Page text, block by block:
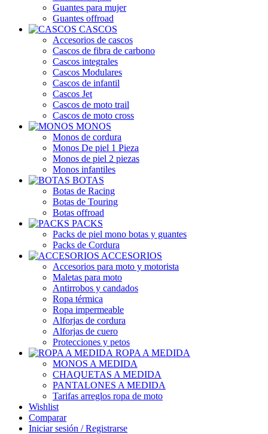
Guantes para mujer
Guantes offroad
CASCOS
Accesorios de cascos
Cascos de fibra de carbono
Cascos integrales
Cascos Modulares
Cascos de infantil
Cascos Jet
Cascos de moto trail
Cascos de moto cross
MONOS
Monos de cordura
Monos De piel 1 Pieza
Monos de piel 2 piezas
Monos infantiles
BOTAS
Botas de Racing
Botas de Touring
Botas offroad
PACKS
Packs de piel mono botas y guantes
Packs de Cordura
ACCESORIOS
Accesorios para moto y motorista
Maletas para moto
Antirrobos y candados
Ropa térmica
Ropa impermeable
Alforjas de cordura
Alforjas de cuero
Protecciones y petos
ROPA A MEDIDA
MONOS A MEDIDA
CHAQUETAS A MEDIDA
PANTALONES A MEDIDA
Tarifas arreglos ropa de moto
Wishlist
Comparar
Iniciar sesión / Registrarse